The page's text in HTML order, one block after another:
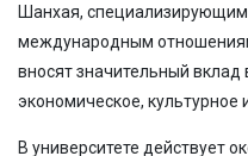
Шанхая,
международным
вносят значительный вклад
экономическое, культурное
В университете действует